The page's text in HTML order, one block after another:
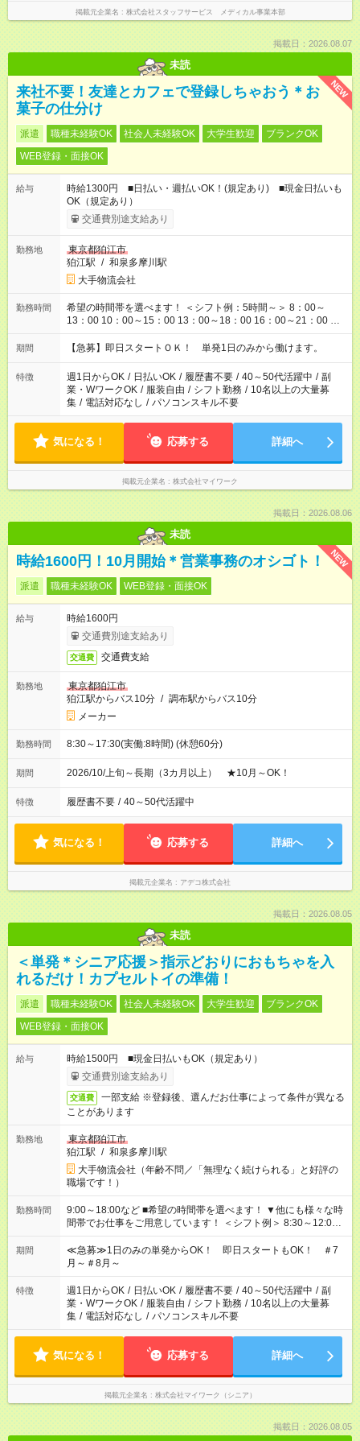
掲載元企業名 株式会社スタッフサービス メディカル事業本部
掲載日：2026.08.07
未読
NEW
来社不要！友達とカフェで登録しちゃおう＊お
菓子の仕分け
派遣 職種未経験OK 社会人未経験OK 大学生歓迎
ブランクOK
WEB登録・面接OK
給与
時給1300円 ■日払い・週払いOK！(規定あり) ■現金日払いも
OK（規定あり）
交通費別途支給あり
勤務地
東京都狛江市
狛江駅 / 和泉多摩川駅
大手物流会社
勤務時間
希望の時間帯を選べます！ ＜シフト例：5時間～＞ 8：00～
13：00 10：00～15：00 13：00～18：00 16：00～21：00 ＜
シフト例：8時間～＞ ・10：00～19：00 ・13：00～22：00 ・
22：00～翌6：00 など！是非ご希望をお聞かせください！
期間 【急募】即日スタートＯＫ！ 単発1日のみから働けます。
特徴 週1日からOK / 日払いOK / 履歴書不要 / 40～50代活躍中 / 副
業・WワークOK / 服装自由 / シフト勤務 / 10名以上の大量募
集 / 電話対応なし / パソコンスキル不要
気になる！ 応募する 詳細へ
掲載元企業名 株式会社マイワーク
掲載日：2026.08.06
未読
NEW
時給1600円！10月開始＊営業事務のオシゴト！
派遣 職種未経験OK WEB登録・面接OK
給与
時給1600円
交通費別途支給あり
交通費 交通費支給
勤務地
東京都狛江市
狛江駅からバス10分 / 調布駅からバス10分
メーカー
勤務時間 8:30～17:30(実働:8時間) (休憩60分)
期間 2026/10/上旬～長期（3カ月以上） ★10月～OK！
特徴 履歴書不要 / 40～50代活躍中
気になる！ 応募する 詳細へ
掲載元企業名 アデコ株式会社
掲載日：2026.08.05
未読
＜単発＊シニア応援＞指示どおりにおもちゃを入
れるだけ！カプセルトイの準備！
派遣 職種未経験OK 社会人未経験OK 大学生歓迎
ブランクOK
WEB登録・面接OK
給与
時給1500円 ■現金日払いもOK（規定あり）
交通費別途支給あり
交通費
一部支給 ※登録後、選んだお仕事によって条件が異なる
ことがあります
勤務地
東京都狛江市
狛江駅 / 和泉多摩川駅
大手物流会社（年齢不問／「無理なく続けられる」と好評の
職場です！）
勤務時間
9:00～18:00など ■希望の時間帯を選べます！ ▼他にも様々な時
間帯でお仕事をご用意しています！ ＜シフト例＞ 8:30～12:00
17:00～22:00 13:00～22:00 22:00～翌6:00 など
期間
≪急募≫1日のみの単発からOK！ 即日スタートもOK！ ＃7
月～＃8月～
特徴 週1日からOK / 日払いOK / 履歴書不要 / 40～50代活躍中 / 副
業・WワークOK / 服装自由 / シフト勤務 / 10名以上の大量募
集 / 電話対応なし / パソコンスキル不要
気になる！ 応募する 詳細へ
掲載元企業名 株式会社マイワーク（シニア）
掲載日：2026.08.05